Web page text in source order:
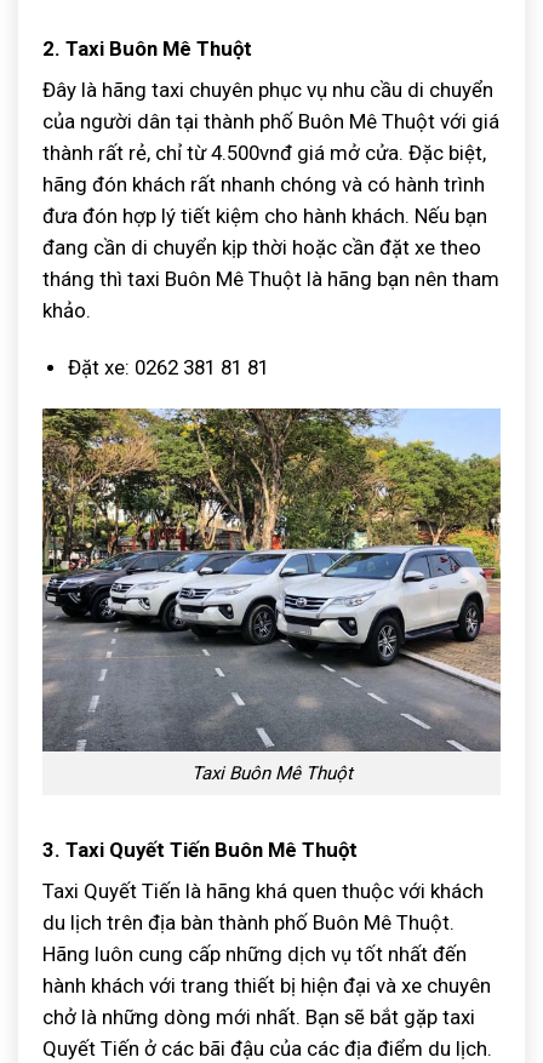
2. Taxi Buôn Mê Thuột
Đây là hãng taxi chuyên phục vụ nhu cầu di chuyển
của người dân tại thành phố Buôn Mê Thuột với giá
thành rất rẻ, chỉ từ 4.500vnđ giá mở cửa. Đặc biệt,
hãng đón khách rất nhanh chóng và có hành trình
đưa đón hợp lý tiết kiệm cho hành khách. Nếu bạn
đang cần di chuyển kịp thời hoặc cần đặt xe theo
tháng thì taxi Buôn Mê Thuột là hãng bạn nên tham
khảo.
Đặt xe: 0262 381 81 81
Taxi Buôn Mê Thuột
3. Taxi Quyết Tiến Buôn Mê Thuột
Taxi Quyết Tiến là hãng khá quen thuộc với khách
du lịch trên địa bàn thành phố Buôn Mê Thuột.
Hãng luôn cung cấp những dịch vụ tốt nhất đến
hành khách với trang thiết bị hiện đại và xe chuyên
chở là những dòng mới nhất. Bạn sẽ bắt gặp taxi
Quyết Tiến ở các bãi đậu của các địa điểm du lịch.